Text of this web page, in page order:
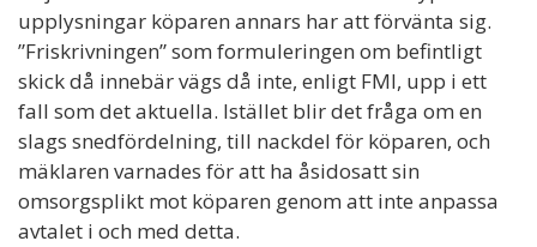
upplysningar köparen annars har att förvänta sig.
”Friskrivningen” som formuleringen om befintligt
skick då innebär vägs då inte, enligt FMI, upp i ett
fall som det aktuella. Istället blir det fråga om en
slags snedfördelning, till nackdel för köparen, och
mäklaren varnades för att ha åsidosatt sin
omsorgsplikt mot köparen genom att inte anpassa
avtalet i och med detta.